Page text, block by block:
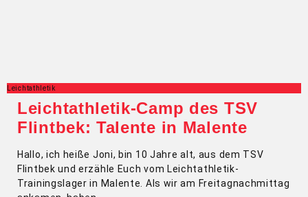
Leichtathletik
Leichtathletik-Camp des TSV
Flintbek: Talente in Malente
Hallo, ich heiße Joni, bin 10 Jahre alt, aus dem TSV
Flintbek und erzähle Euch vom Leichtathletik-
Trainingslager in Malente. Als wir am Freitagnachmittag